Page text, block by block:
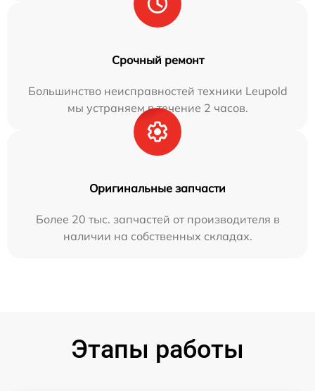
Срочный ремонт
Большинство неисправностей техники Leupold
мы устраняем в течение 2 часов.
Оригинальные запчасти
Более 20 тыс. запчастей от производителя в
наличии на собственных складах.
Этапы работы